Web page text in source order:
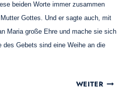
beiden Worte immer zusammen
Gottes. Und er sagte auch, mit
Maria große Ehre und mache sie sich
des Gebets sind eine Weihe an die
WEITER